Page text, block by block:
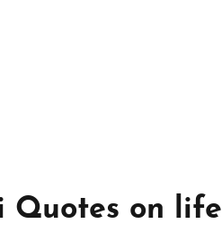
Quotes on life